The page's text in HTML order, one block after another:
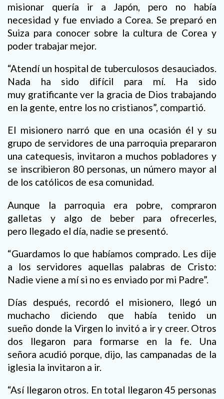
misionar quería ir a Japón, pero no había
necesidad y fue enviado a Corea. Se preparó en
Suiza para conocer sobre la cultura de Corea y
poder trabajar mejor.
“Atendí un hospital de tuberculosos desauciados.
Nada ha sido difícil para mí. Ha sido
muy gratificante ver la gracia de Dios trabajando
en la gente, entre los no cristianos”, compartió.
El misionero narró que en una ocasión él y su
grupo de servidores de una parroquia prepararon
una catequesis, invitaron a muchos pobladores y
se inscribieron 80 personas, un número mayor al
de los católicos de esa comunidad.
Aunque la parroquia era pobre, compraron
galletas y algo de beber para ofrecerles,
pero llegado el día, nadie se presentó.
“Guardamos lo que habíamos comprado. Les dije
a los servidores aquellas palabras de Cristo:
Nadie viene a mí si no es enviado por mi Padre”.
Días después, recordó el misionero, llegó un
muchacho diciendo que había tenido un
sueño donde la Virgen lo invitó a ir y creer. Otros
dos llegaron para formarse en la fe. Una
señora acudió porque, dijo, las campanadas de la
iglesia la invitaron a ir.
“Así llegaron otros. En total llegaron 45 personas